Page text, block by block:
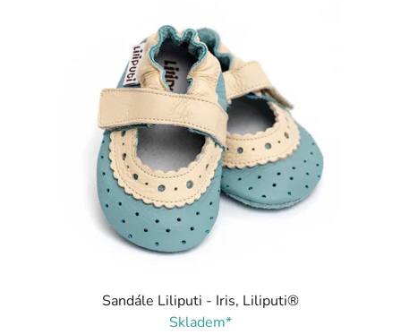
Sandále Liliputi - Iris, Liliputi®
Skladem*